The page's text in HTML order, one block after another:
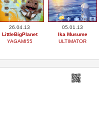
26.04.13
LittleBigPlanet
YAGAMI55
05.01.13
Ika Musume
ULTIMATOR